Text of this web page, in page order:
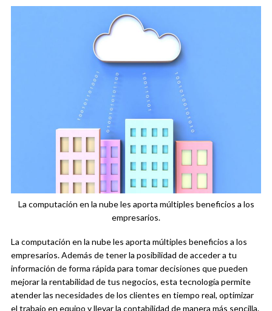
La computación en la nube les aporta múltiples beneficios a los
empresarios.
La computación en la nube les aporta múltiples beneficios a los
empresarios. Además de tener la posibilidad de acceder a tu
información de forma rápida para tomar decisiones que pueden
mejorar la rentabilidad de tus negocios, esta tecnología permite
atender las necesidades de los clientes en tiempo real, optimizar
el trabajo en equipo y llevar la contabilidad de manera más sencilla.